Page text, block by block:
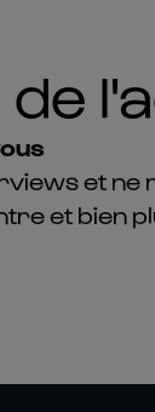
et ne
et bien